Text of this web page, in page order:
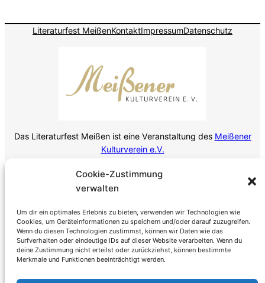
Cookie-Zustimmung
verwalten
Um dir ein optimales Erlebnis zu bieten, verwenden wir Technologien wie
Cookies, um Geräteinformationen zu speichern und/oder darauf zuzugreifen.
Wenn du diesen Technologien zustimmst, können wir Daten wie das
Surfverhalten oder eindeutige IDs auf dieser Website verarbeiten. Wenn du
deine Zustimmung nicht erteilst oder zurückziehst, können bestimmte
Merkmale und Funktionen beeinträchtigt werden.
Literaturfest MeißenKontaktImpressumDatenschutz
Das Literaturfest Meißen ist eine Veranstaltung des Meißener
Kulturverein e.V.
Der Kulturverein Meißen behält sich vor, von seinem
rechtsextremen Parteien oder Verlagen angehören,
der rechtsextremen Szene zuzuordnen sind oder
bereits in der Vergangenheit durch rassistische,
nationalistische, antisemitische oder sonstige
menschenverachtende Äußerungen in Erscheinung